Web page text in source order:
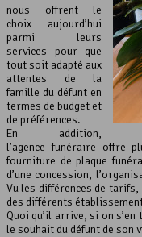
nous offrent le
choix aujourd’hui
parmi leurs
services pour que
tout soit adapté aux
attentes de la
famille du défunt en
termes de budget et
de préférences.
En addition,
l’agence funéraire offre
fourniture de plaque
d’une concession,
Vu les différences de
des différents
Quoi qu’il arrive, si on
le souhait du défunt de son